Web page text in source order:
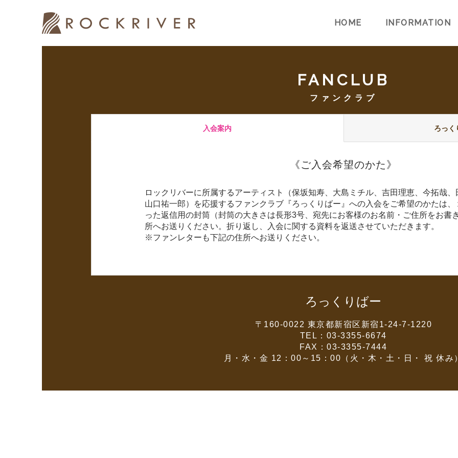
HOME INFORMATION
FANCLUB
ファンクラブ
入会案内 ろっく
《ご入会希望のかた》
ロックリバーに所属するアーティスト（保坂知寿、大島ミチル、吉田理恵、今拓哉
山口祐一郎）を応援するファンクラブ『ろっくりばー』への入会をご希望のかたは
った返信用の封筒（封筒の大きさは長形3号、宛先にお客様のお名前・ご住所をお書
所へお送りください。折り返し、入会に関する資料を返送させていただきます。
※ファンレターも下記の住所へお送りください。
ろっくりばー
〒160-0022 東京都新宿区新宿1-24-7-1220
TEL：03-3355-6674
FAX：03-3355-7444
月・水・金 12：00～15：00（火・木・土・日・ 祝 休み